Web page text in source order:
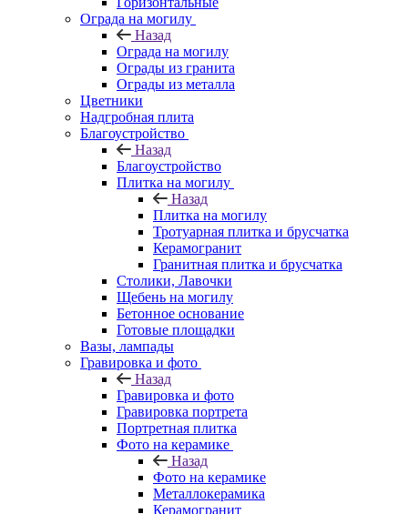
Ограда на могилу
Назад
Ограда на могилу
Ограды из гранита
Ограды из металла
Цветники
Надгробная плита
Благоустройство
Назад
Благоустройство
Плитка на могилу
Назад
Плитка на могилу
Тротуарная плитка и брусчатка
Керамогранит
Гранитная плитка и брусчатка
Столики, Лавочки
Щебень на могилу
Бетонное основание
Готовые площадки
Вазы, лампады
Гравировка и фото
Назад
Гравировка и фото
Гравировка портрета
Портретная плитка
Фото на керамике
Назад
Фото на керамике
Металлокерамика
Керамогранит